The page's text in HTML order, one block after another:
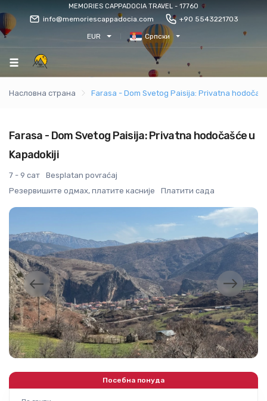
MEMORIES CAPPADOCIA TRAVEL - 17760
info@memoriescappadocia.com +90 5543221703
EUR Српски
Насловна страна Farasa - Dom Svetog Paisija: Privatna
Farasa - Dom Svetog Paisija: Privatna hodočašće u
Kapadokiji
7 - 9 сат
Besplatan povraćaj
Резервишите одмах, платите касније
Платити сада
Посебна понуда